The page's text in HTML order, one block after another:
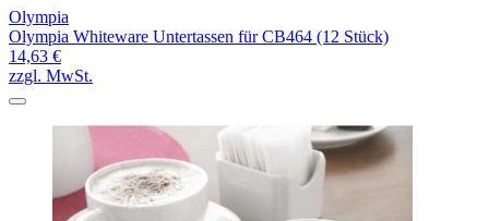
Olympia
Olympia Whiteware Untertassen für CB464 (12 Stück)
14,63 €
zzgl. MwSt.